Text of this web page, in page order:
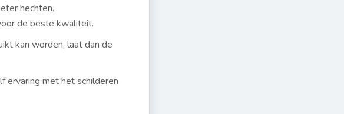
hechten.
de beste kwaliteit.
kan worden, laat dan de
ervaring met het schilderen